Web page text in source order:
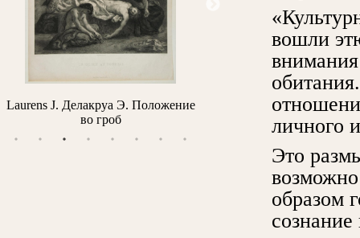
Laurens J. Делакруа Э. Положение
во гроб
Архипов М.В. Портрет
вошли
личного
Это
образом
сознание